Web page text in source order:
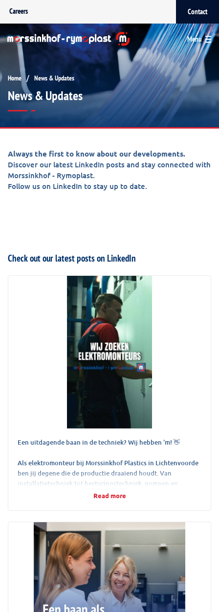
Careers Contact
Menu
Home / News & Updates
News & Updates
Always the first to know about our developments.
Discover our latest LinkedIn posts and stay connected with
Morssinkhof - Rymoplast.
Follow us on LinkedIn to stay up to date.
Check out our latest posts on LinkedIn
Een uitdagende baan in de techniek? Wij hebben ‘m! 👋
Als elektromonteur bij Morssinkhof Plastics in Lichtenvoorde
ben jij degene die de productie draaiend houdt. Van
installatietechniek tot besturingstechniek, pompen en
motoren: geen dag is hetzelfde.
https://lnkd.in/euhim3zB
23 July 2026 View on LinkedIn →
Read more